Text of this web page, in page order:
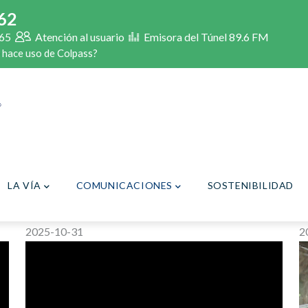
Atención al usuario Emisora del Túnel 89.6 FM
uso de Colpass?
LA VÍA COMUNICACIONES SOSTENIBILIDAD
2025-10-31